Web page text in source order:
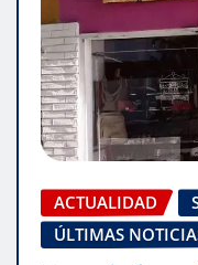
ACTUALIDAD
ÚLTIMAS